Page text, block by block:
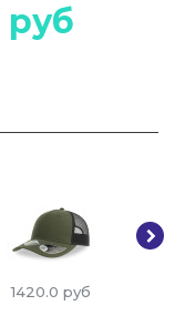
руб
1420.0 руб